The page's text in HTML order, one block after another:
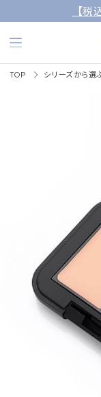
【
TOP シリーズから選